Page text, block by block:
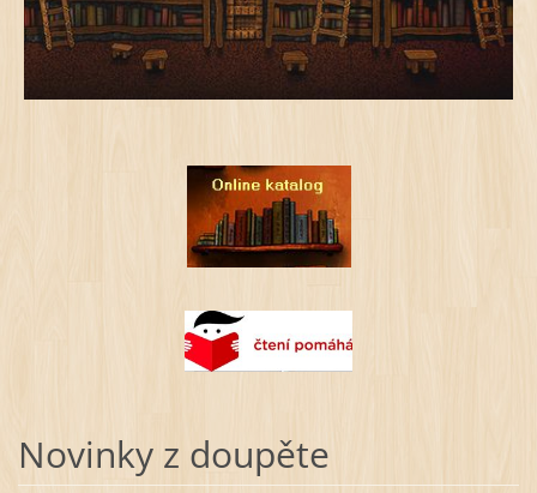
Novinky z doupěte